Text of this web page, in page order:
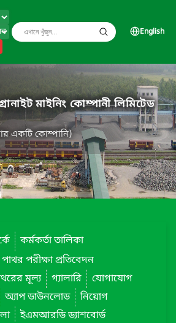
English
মাইনিং কোম্পানী লিমিটেড
একটি কোম্পানি)
কর্মকর্তা তালিকা
পাথর পরীক্ষা প্রতিবেদন
মূল্য গ্যালারি
যোগাযোগ
অ্যাপ ডাউনলোড
নিয়োগ
ইএমআরডি ড্যাশবোর্ড